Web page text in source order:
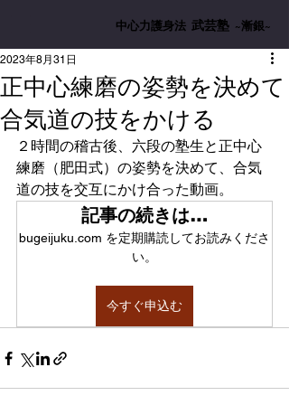
中心力護身法 武芸塾 ~漸銀~
正中心練磨の姿勢を決めて
合気道の技をかける
2023年8月31日
２時間の稽古後、六段の塾生と正中心
練磨（肥田式）の姿勢を決めて、合気
道の技を交互にかけ合った動画。
記事の続きは…
bugeijuku.com を定期購読してお読みくださ
い。
今すぐ申込む